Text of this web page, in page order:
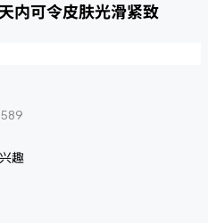
内可令皮肤光滑紧致
趣